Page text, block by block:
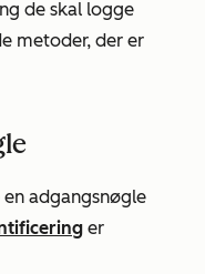
de skal logge
metoder, der er
adgangsnøgle
er